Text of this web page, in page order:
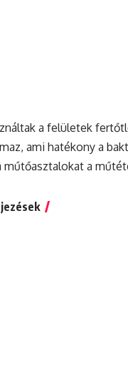
a felületek
ami hatékony a
műtőasztalokat a